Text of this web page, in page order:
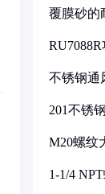
覆膜砂的
不锈钢通
201不锈
M20螺纹
1-1/4